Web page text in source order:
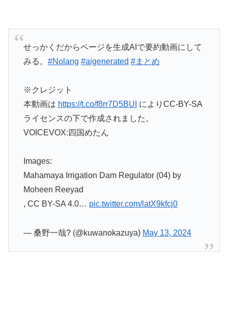
せっかくだからページを生成AIで要約動画にして
みる。 #Nolang #aigenerated #まとめ
※クレジット
本動画は https://t.co/f8rr7D5BUI によりCC-BY-SA
ライセンスの下で作成されました。
VOICEVOX:四国めたん
Images:
Mahamaya Irrigation Dam Regulator (04) by
Moheen Reeyad
, CC BY-SA 4.0… pic.twitter.com/latX9kfcj0
— 桑野一哉? (@kuwanokazuya) May 13, 2024